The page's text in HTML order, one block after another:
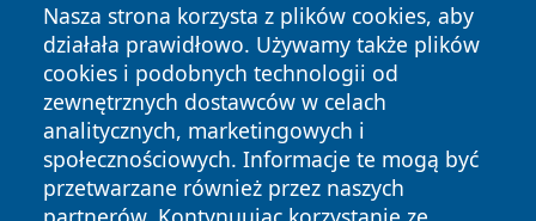
Nasza strona korzysta z plików cookies, aby
działała prawidłowo. Używamy także plików
cookies i podobnych technologii od
zewnętrznych dostawców w celach
analitycznych, marketingowych i
społecznościowych. Informacje te mogą być
przetwarzane również przez naszych
Copyright © 2026 wrotatarnowa.pl Wszystkie prawa
zastrzeżone.